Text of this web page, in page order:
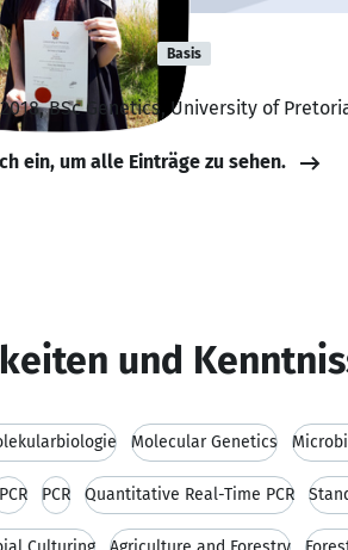
Ebbeling Basis
BSc Genetics, University of
ein, um alle Einträge zu sehen.
und
Molecular Genetics
PCR Quantitative Real-Time PCR